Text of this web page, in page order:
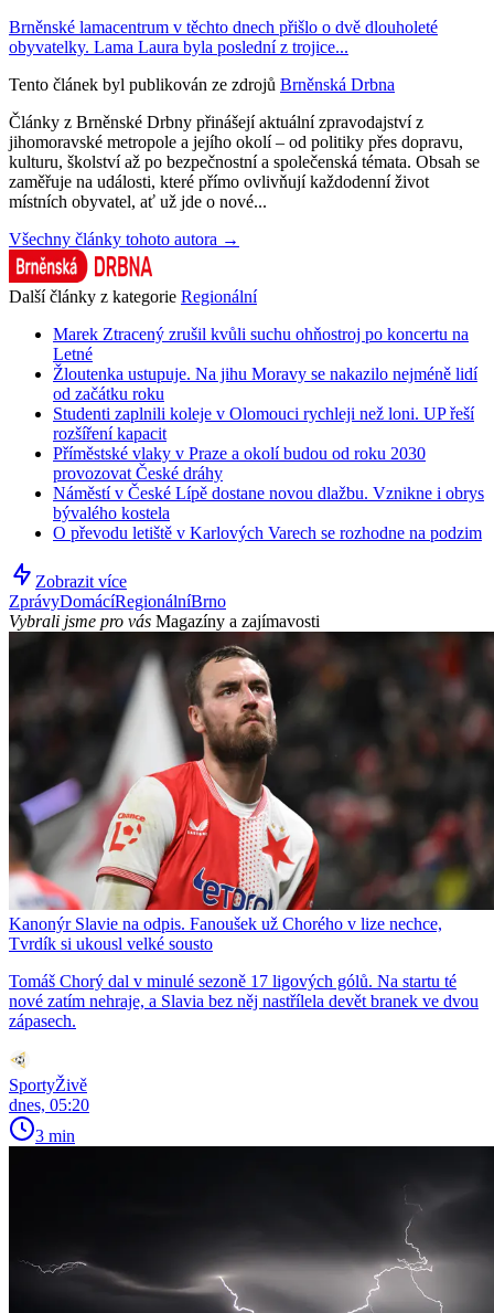
Brněnské lamacentrum v těchto dnech přišlo o dvě dlouholeté
obyvatelky. Lama Laura byla poslední z trojice...
Tento článek byl publikován ze zdrojů Brněnská Drbna
Články z Brněnské Drbny přinášejí aktuální zpravodajství z
jihomoravské metropole a jejího okolí – od politiky přes dopravu,
kulturu, školství až po bezpečnostní a společenská témata. Obsah se
zaměřuje na události, které přímo ovlivňují každodenní život
místních obyvatel, ať už jde o nové...
Všechny články tohoto autora →
Další články z kategorie Regionální
Marek Ztracený zrušil kvůli suchu ohňostroj po koncertu na
Letné
Žloutenka ustupuje. Na jihu Moravy se nakazilo nejméně lidí
od začátku roku
Studenti zaplnili koleje v Olomouci rychleji než loni. UP řeší
rozšíření kapacit
Příměstské vlaky v Praze a okolí budou od roku 2030
provozovat České dráhy
Náměstí v České Lípě dostane novou dlažbu. Vznikne i obrys
bývalého kostela
O převodu letiště v Karlových Varech se rozhodne na podzim
Zobrazit více
ZprávyDomácíRegionálníBrno
Vybrali jsme pro vás Magazíny a zajímavosti
Kanonýr Slavie na odpis. Fanoušek už Chorého v lize nechce,
Tvrdík si ukousl velké sousto
Tomáš Chorý dal v minulé sezoně 17 ligových gólů. Na startu té
nové zatím nehraje, a Slavia bez něj nastřílela devět branek ve dvou
zápasech.
SportyŽivě
dnes, 05:20
3 min